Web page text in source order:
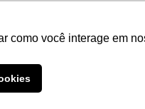
como você interage em